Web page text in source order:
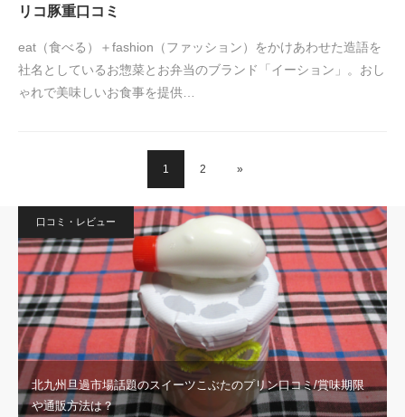
リコ豚重口コミ
eat（食べる）＋fashion（ファッション）をかけあわせた造語を
社名としているお惣菜とお弁当のブランド「イーション」。おし
ゃれで美味しいお食事を提供…
1 2 »
口コミ・レビュー
北九州旦過市場話題のスイーツこぶたのプリン口コミ/賞味期限
や通販方法は？